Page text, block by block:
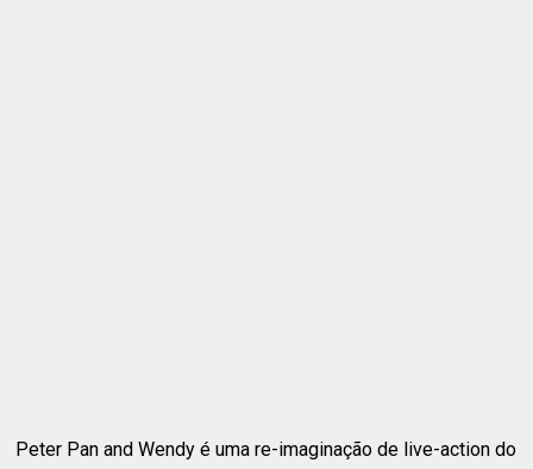
Peter Pan and Wendy é uma re-imaginação de live-action do